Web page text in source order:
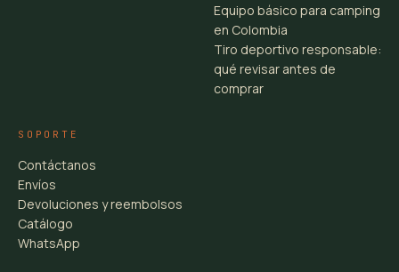
Equipo básico para camping
en Colombia
Tiro deportivo responsable:
qué revisar antes de
comprar
SOPORTE
Contáctanos
Envíos
Devoluciones y reembolsos
Catálogo
WhatsApp